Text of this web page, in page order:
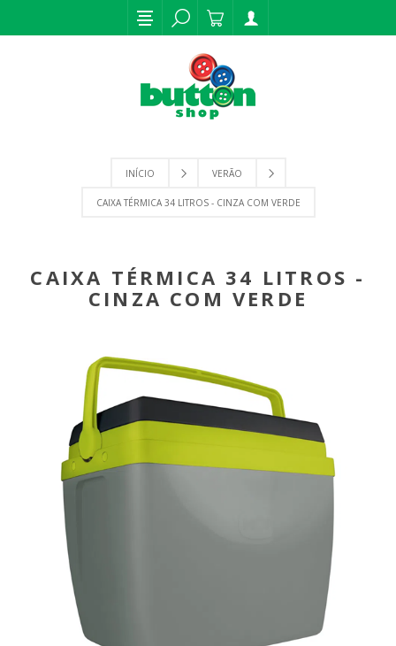
INÍCIO VERÃO
CAIXA TÉRMICA 34 LITROS - CINZA COM VERDE
CAIXA TÉRMICA 34 LITROS -
CINZA COM VERDE